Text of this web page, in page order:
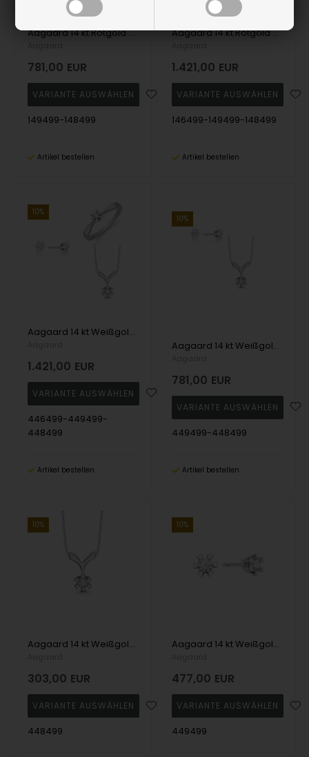
Aagaard 14 kt Rotgold Eternity 6-fach Schmuckset mit 3 x 0,05 - 1,00 ct Diamanten
781,00 EUR
149499-148499
Artikel bestellen
Aagaard 14 kt Rotgold Eternity 6-fach Schmuckset mit 4 x 0,05 - 1,00 ct Diamanten
1.421,00 EUR
146499-149499-148499
Artikel bestellen
10%
Aagaard 14 kt Weißgold Eternity 6-fach Schmuckset mit 4 x 0,05 - 1,00 ct Diamanten
1.421,00 EUR
446499-449499-
448499
Artikel bestellen
10%
Aagaard 14 kt Weißgold Eternity 6-fach Schmuckset mit 3 x 0,05 - 1,00 ct Diamanten
781,00 EUR
449499-448499
Artikel bestellen
10%
Aagaard 14 kt Weißgold Eternity 6-fach Anhänger mit 1 x 0,05 - 1,00 ct Diamanten
303,00 EUR
448499
10%
Aagaard 14 kt Weißgold Eternity 6 Ohrstecker mit 2 x 0,05 - 1,00 ct Diamanten
477,00 EUR
449499